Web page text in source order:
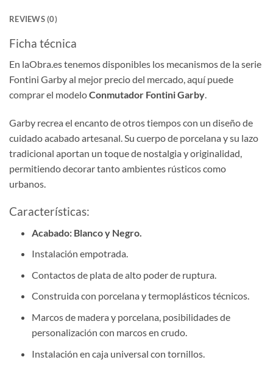
REVIEWS (0)
Ficha técnica
En laObra.es tenemos disponibles los mecanismos de la serie
Fontini Garby al mejor precio del mercado, aquí puede
comprar el modeloConmutador Fontini Garby.
Garby recrea el encanto de otros tiempos con un diseño de
cuidado acabado artesanal. Su cuerpo de porcelana y su lazo
tradicional aportan un toque de nostalgia y originalidad,
permitiendo decorar tanto ambientes rústicos como
urbanos.
Características:
Acabado: Blanco y Negro.
Instalación empotrada.
Contactos de plata de alto poder de ruptura.
Construida con porcelana y termoplásticos técnicos.
Marcos de madera y porcelana, posibilidades de
personalización con marcos en crudo.
Instalación en caja universal con tornillos.